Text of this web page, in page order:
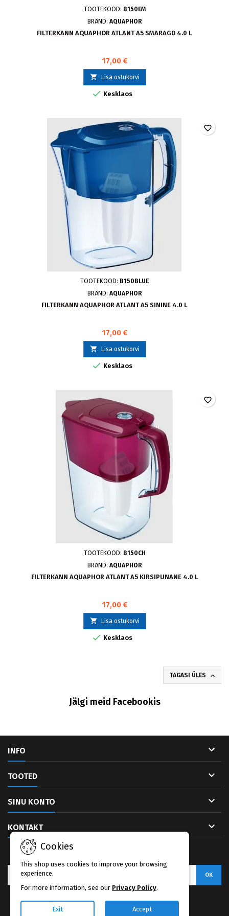
TOOTEKOOD: B150EM
BRÄND: AQUAPHOR
FILTERKANN AQUAPHOR ATLANT A5 SMARAGD 4.0 L
17,00 €
 Lisa ostukorvi
 Kesklaos
TOOTEKOOD: B150BLUE
BRÄND: AQUAPHOR
FILTERKANN AQUAPHOR ATLANT A5 SININE 4.0 L
17,00 €
 Lisa ostukorvi
 Kesklaos
favorite_border
TOOTEKOOD: B150CH
BRÄND: AQUAPHOR
FILTERKANN AQUAPHOR ATLANT A5 KIRSIPUNANE 4.0 L
17,00 €
 Lisa ostukorvi
 Kesklaos
favorite_border
TAGASI ÜLES 
Jälgi meid Facebookis
INFO 
TOOTED 
SINU KONTO 
KONTAKT 
Cookies
This shop uses cookies to improve your browsing
experience.
For more information, see our Privacy Policy.
Exit Accept
Facebook